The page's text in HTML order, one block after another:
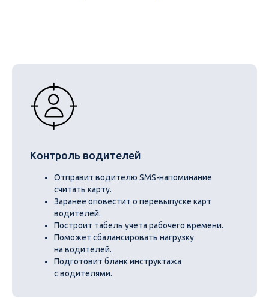
Контроль водителей
Отправит водителю SMS-напоминание
считать карту.
Заранее оповестит о перевыпуске карт
водителей.
Построит табель учета рабочего времени.
Поможет сбалансировать нагрузку
на водителей.
Подготовит бланк инструктажа
с водителями.